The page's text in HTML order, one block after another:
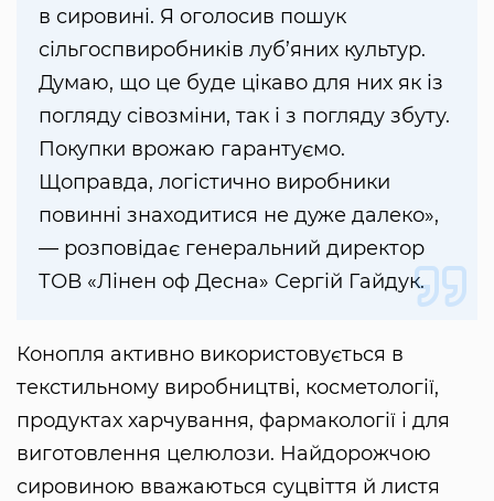
в сировині. Я оголосив пошук
сільгоспвиробників луб’яних культур.
Думаю, що це буде цікаво для них як із
погляду сівозміни, так і з погляду збуту.
Покупки врожаю гарантуємо.
Щоправда, логістично виробники
повинні знаходитися не дуже далеко»,
— розповідає генеральний директор
ТОВ «Лінен оф Десна» Сергій Гайдук.
Конопля активно використовується в
текстильному виробництві, косметології,
продуктах харчування, фармакології і для
виготовлення целюлози. Найдорожчою
сировиною вважаються суцвіття й листя